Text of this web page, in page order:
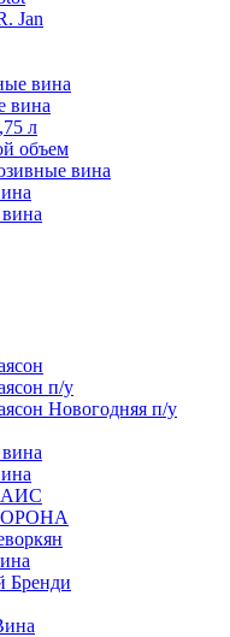
Jan
вина
вина
л
объем
вина
п/у
Новогодняя п/у
Бренди